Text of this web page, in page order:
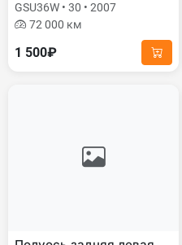
GSU36W • 30 • 2007
72 000 км
1 500₽